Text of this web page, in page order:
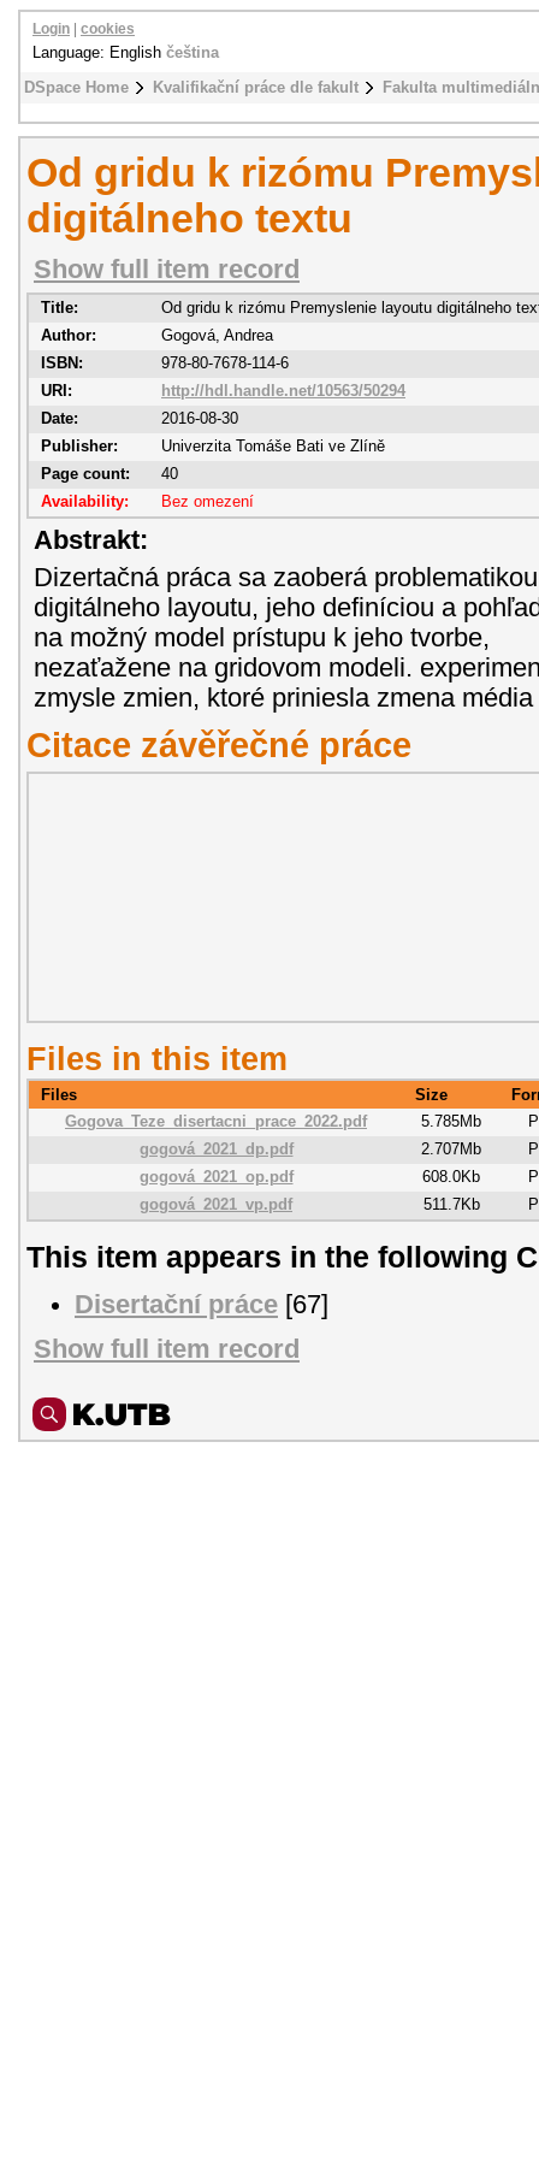
DSpace Home Kvalifikační práce dle fakult Fakulta
Login cookies
Language: English čeština
Od gridu k rizómu
digitálneho textu
Show full item record
Title:
Od gridu k rizómu Premyslenie layoutu digitálneho
Author:
Gogová, Andrea
ISBN:
978-80-7678-114-6
URI:
http://hdl.handle.net/10563/50294
Date:
2016-08-30
Publisher:
Univerzita Tomáše Bati ve Zlíně
Page count:
40
Availability:
Bez omezení
Abstrakt:
Dizertačná práca sa zaoberá problematikou
digitálneho layoutu, jeho definíciou a
na možný model prístupu k jeho tvorbe,
nezaťažene na gridovom modeli.
zmysle zmien, ktoré priniesla zmena
Citace závěřečné práce
Files in this item
Files Size
Gogova_Teze_disertacni_prace_2022.pdf
5.785Mb
gogová_2021_dp.pdf
2.707Mb
gogová_2021_op.pdf
608.0Kb
gogová_2021_vp.pdf
511.7Kb
This item appears in the following
Disertační práce [67]
Show full item record